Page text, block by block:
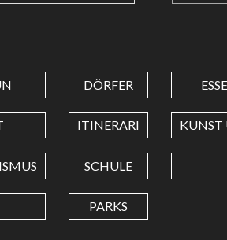
DÖRFER
ITINERARI KUNST
SCHULE
PARKS